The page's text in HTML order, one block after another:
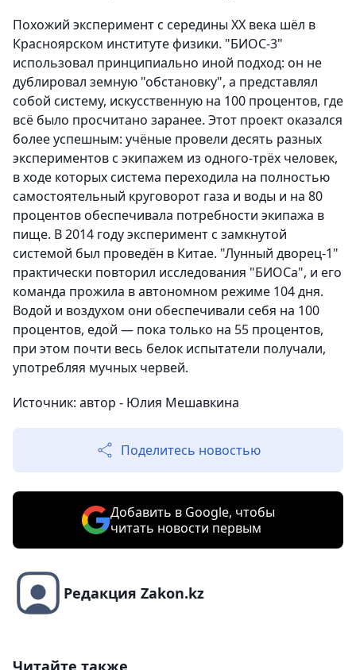
Похожий эксперимент с середины ХХ века шёл в
Красноярском институте физики. "БИОС-3"
использовал принципиально иной подход: он не
дублировал земную "обстановку", а представлял
собой систему, искусственную на 100 процентов, где
всё было просчитано заранее. Этот проект оказался
более успешным: учёные провели десять разных
экспериментов с экипажем из одного-трёх человек,
в ходе которых система переходила на полностью
самостоятельный круговорот газа и воды и на 80
процентов обеспечивала потребности экипажа в
пище. В 2014 году эксперимент с замкнутой
системой был проведён в Китае. "Лунный дворец-1"
практически повторил исследования "БИОСа", и его
команда прожила в автономном режиме 104 дня.
Водой и воздухом они обеспечивали себя на 100
процентов, едой — пока только на 55 процентов,
при этом почти весь белок испытатели получали,
употребляя мучных червей.
Источник: автор - Юлия Мешавкина
Поделитесь новостью
Добавить в Google, чтобы
читать новости первым
Редакция Zakon.kz
Читайте также